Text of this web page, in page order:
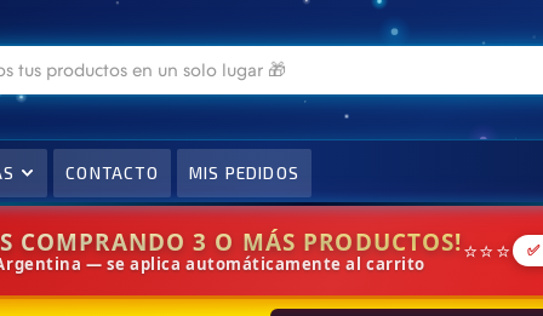
CONTACTO MIS PEDIDOS
COMPRANDO 3 O MÁS PRODUCTOS!
— se aplica automáticamente al carrito ⭐⭐⭐